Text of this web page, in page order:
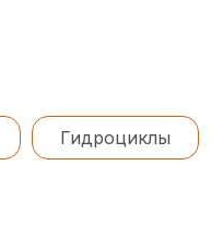
Гидроциклы